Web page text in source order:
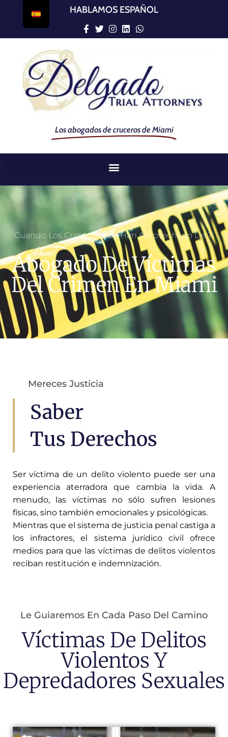
HABLAMOS ESPAÑOL
Los abogados de cruceros de Miami
Cuando Los Criminales Se Han Aprovechado De Ti
Abogado De Víctimas
Del Crimen En Miami
Mereces Justicia
Saber
Tus Derechos
Ser víctima de un delito violento puede ser una
experiencia aterradora que cambia la vida. A
menudo, las víctimas no sólo sufren lesiones
físicas, sino también emocionales y psicológicas.
Mientras que el sistema de justicia penal castiga a
los infractores, el sistema jurídico civil ofrece
medios para que las víctimas de delitos violentos
reciban restitución e indemnización.
Le Guiaremos En Cada Paso Del Camino
Víctimas De Delitos
Violentos Y
Depredadores Sexuales